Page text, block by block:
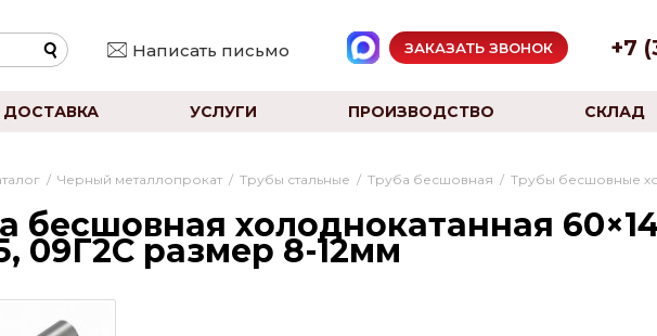
Написать письмо ЗАКАЗАТЬ ЗВОНОК +7
ДОСТАВКА УСЛУГИ ПРОИЗВОДСТВО СКЛАД
/ Черный металлопрокат / Трубы стальные / Труба бесшовная / Трубы бесшовные
бесшовная холоднокатанная
09Г2С размер 8-12мм